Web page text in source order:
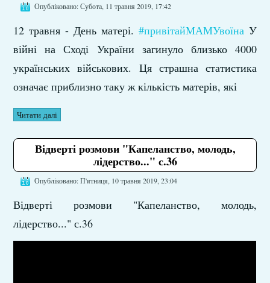
Опубліковано: Субота, 11 травня 2019, 17:42
12 травня - День матері. #привітайМАМУвоїнаУ
війні на Сході України загинуло близько 4000
українських військових. Ця страшна статистика
означає приблизно таку ж кількість матерів, які
Читати далі
Відверті розмови "Капеланство, молодь,
лідерство..." с.36
Опубліковано: П'ятниця, 10 травня 2019, 23:04
Відверті розмови "Капеланство, молодь,
лідерство..." с.36